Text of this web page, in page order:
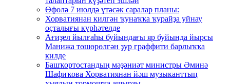
Өфөлә 7 июлдә үтәсәк саралар планы:
Хорватиянан килгән ҡунаҡҡа ҡурайҙа уйнау
оҫталығы күрһәтелде
Ағиҙел йылғаһы буйындағы яр буйында йырсы
Манижа төшөрөлгән ҙур граффити барлыҡҡа
килде
Башҡортостандың мәҙәниәт министры Әминә
Шафиҡова Хорватиянан йәш музыканттың